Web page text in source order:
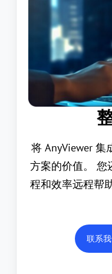
将 AnyViewer 集
方案的价值。 您
程和效率远程帮
联系